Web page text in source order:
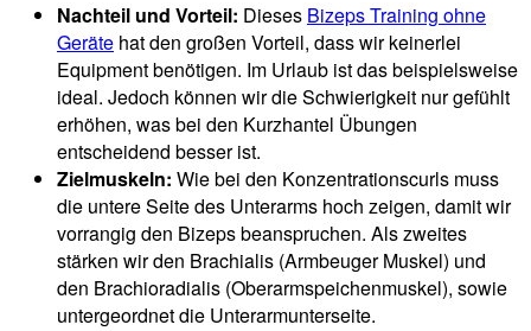
Nachteil und Vorteil: Dieses Bizeps Training ohne
Geräte hat den großen Vorteil, dass wir keinerlei
Equipment benötigen. Im Urlaub ist das beispielsweise
ideal. Jedoch können wir die Schwierigkeit nur gefühlt
erhöhen, was bei den Kurzhantel Übungen
entscheidend besser ist.
Zielmuskeln: Wie bei den Konzentrationscurls muss
die untere Seite des Unterarms hoch zeigen, damit wir
vorrangig den Bizeps beanspruchen. Als zweites
stärken wir den Brachialis (Armbeuger Muskel) und
den Brachioradialis (Oberarmspeichenmuskel), sowie
untergeordnet die Unterarmunterseite.